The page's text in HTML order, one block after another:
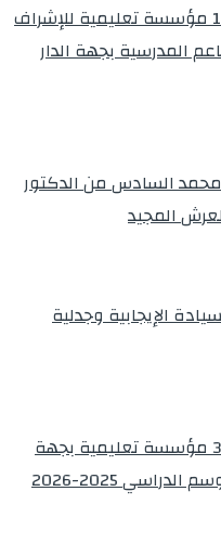
الدكتور نوفل كديلي يتفقد 12 مؤسسة تعليمية للإشراف
المدرسية بجهة الدار
محمد السادس من الدكتور
المجيد
الإيجابية وجدلية
الدكتور نوفل كديلي يتفقد 39 مؤسسة تعليمية بجهة
2025-2026